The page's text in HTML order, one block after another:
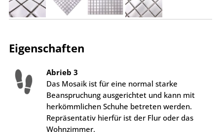
Eigenschaften
Abrieb 3
Das Mosaik ist für eine normal starke
Beanspruchung ausgerichtet und kann mit
herkömmlichen Schuhe betreten werden.
Repräsentativ hierfür ist der Flur oder das
Wohnzimmer.